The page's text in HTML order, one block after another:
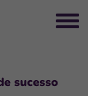
sucesso